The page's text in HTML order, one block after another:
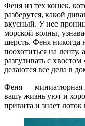
Феня из тех кошек,
разберутся, какой
вкусный. У нее
морской волны,
шерсть. Феня никогда
поохотиться на ленту,
разгуливать с
делаются все дела в
Феня — миниатюрная и
вашу жизнь уют и
привита и знает лоток